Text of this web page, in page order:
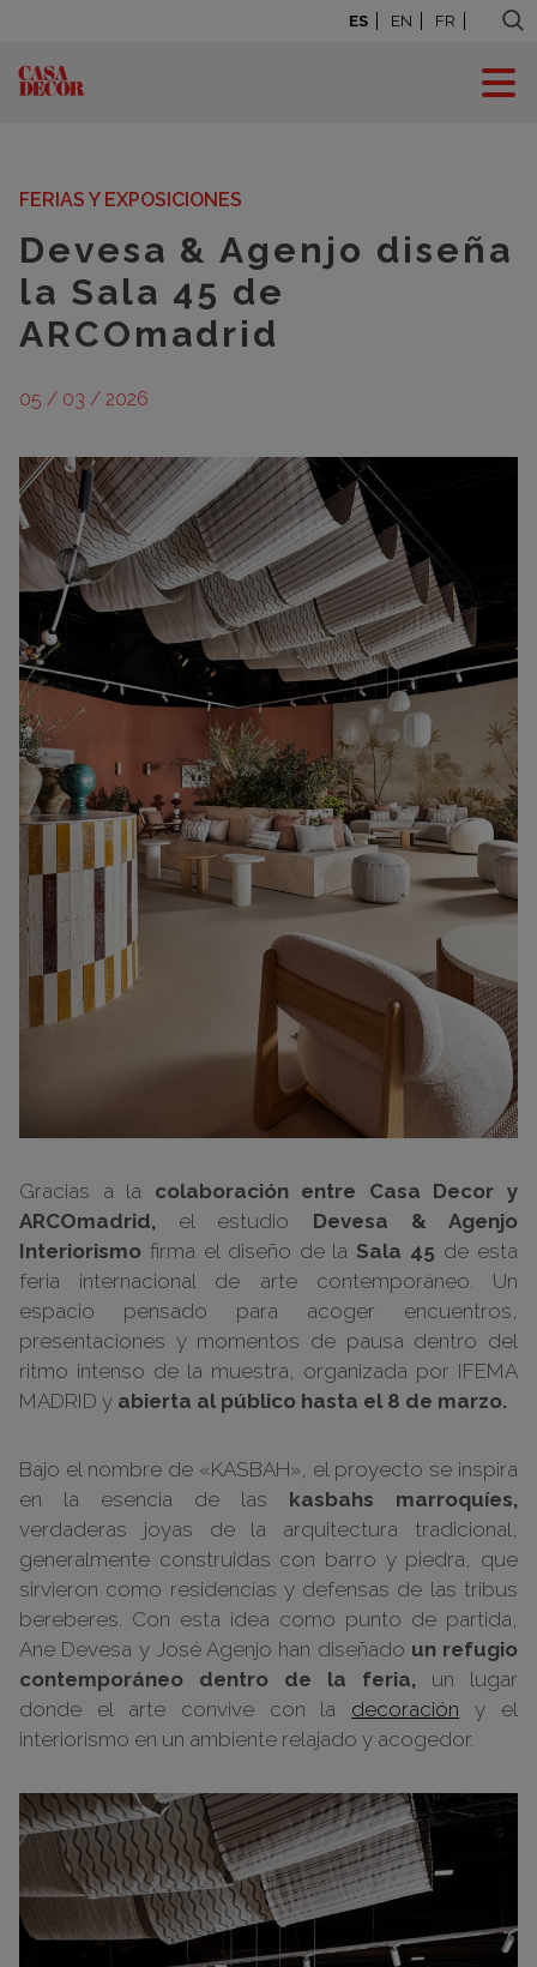
ES EN FR
BLOG: LA CASA SE
FERIAS Y EXPOSICIONES
Devesa & Agenjo diseña
la Sala 45 de
ARCOmadrid
05 / 03 / 2026
Gracias a la colaboración entre Casa Decor y
ARCOmadrid, el estudio Devesa & Agenjo
Interiorismo firma el diseño de la Sala 45 de esta
feria internacional de arte contemporáneo. Un
espacio pensado para acoger encuentros,
presentaciones y momentos de pausa dentro del
ritmo intenso de la muestra, organizada por IFEMA
MADRID y abierta al público hasta el 8 de marzo.
Bajo el nombre de «KASBAH», el proyecto se inspira
en la esencia de las kasbahs marroquíes,
verdaderas joyas de la arquitectura tradicional,
generalmente construidas con barro y piedra, que
sirvieron como residencias y defensas de las tribus
bereberes. Con esta idea como punto de partida,
Ane Devesa y José Agenjo han diseñado un refugio
contemporáneo dentro de la feria, un lugar
donde el arte convive con la decoración y el
interiorismo en un ambiente relajado y acogedor.